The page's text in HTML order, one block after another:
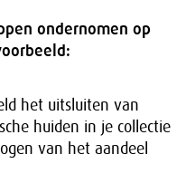
ondernomen op
het uitsluiten van
huiden in je collectie
van het aandeel